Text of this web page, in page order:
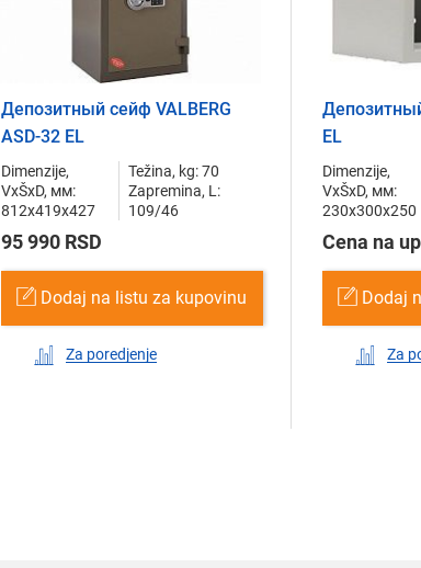
Депозитный сейф VALBERG
ASD-32 EL
Dimenzije,
VxŠxD, мм:
812x419x427
Težina, kg: 70
Zapremina, L:
109/46
95 990 RSD
Dodaj na listu za kupovinu
Za poredjenje
EL
Dimenzije,
VxŠxD, мм:
230x300x250
Cena na
Dodaj
Za